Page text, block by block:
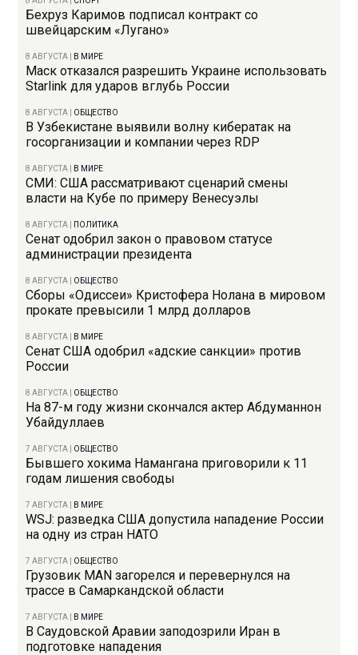
Бехруз Каримов подписал контракт со
швейцарским «Лугано»
8 АВГУСТА В МИРЕ
Маск отказался разрешить Украине использовать
Starlink для ударов вглубь России
8 АВГУСТА ОБЩЕСТВО
В Узбекистане выявили волну кибератак на
госорганизации и компании через RDP
8 АВГУСТА В МИРЕ
СМИ: США рассматривают сценарий смены
власти на Кубе по примеру Венесуэлы
8 АВГУСТА ПОЛИТИКА
Сенат одобрил закон о правовом статусе
администрации президента
8 АВГУСТА ОБЩЕСТВО
Сборы «Одиссеи» Кристофера Нолана в мировом
прокате превысили 1 млрд долларов
8 АВГУСТА В МИРЕ
Сенат США одобрил «адские санкции» против
России
8 АВГУСТА ОБЩЕСТВО
На 87-м году жизни скончался актер Абдуманнон
Убайдуллаев
7 АВГУСТА ОБЩЕСТВО
Бывшего хокима Намангана приговорили к 11
годам лишения свободы
7 АВГУСТА В МИРЕ
WSJ: разведка США допустила нападение России
на одну из стран НАТО
7 АВГУСТА ОБЩЕСТВО
Грузовик MAN загорелся и перевернулся на
трассе в Самаркандской области
7 АВГУСТА В МИРЕ
В Саудовской Аравии заподозрили Иран в
подготовке нападения